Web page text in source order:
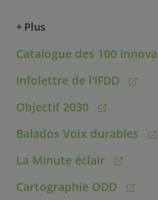
+ Plus
Catalogue des 100
Infolettre de l'IFDD
Objectif 2030
Balados Voix durables
La Minute éclair
Cartographie ODD